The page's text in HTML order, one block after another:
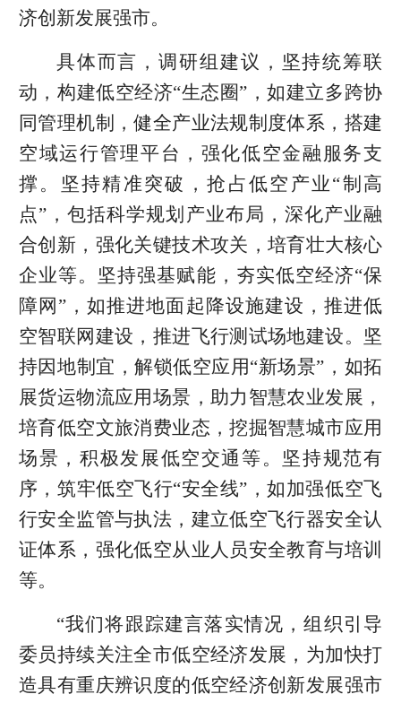
济创新发展强市。
具体而言，调研组建议，坚持统筹联
动，构建低空经济“生态圈”，如建立多跨协
同管理机制，健全产业法规制度体系，搭建
空域运行管理平台，强化低空金融服务支
撑。坚持精准突破，抢占低空产业“制高
点”，包括科学规划产业布局，深化产业融
合创新，强化关键技术攻关，培育壮大核心
企业等。坚持强基赋能，夯实低空经济“保
障网”，如推进地面起降设施建设，推进低
空智联网建设，推进飞行测试场地建设。坚
持因地制宜，解锁低空应用“新场景”，如拓
展货运物流应用场景，助力智慧农业发展，
培育低空文旅消费业态，挖掘智慧城市应用
场景，积极发展低空交通等。坚持规范有
序，筑牢低空飞行“安全线”，如加强低空飞
行安全监管与执法，建立低空飞行器安全认
证体系，强化低空从业人员安全教育与培训
等。
“我们将跟踪建言落实情况，组织引导
委员持续关注全市低空经济发展，为加快打
造具有重庆辨识度的低空经济创新发展强市